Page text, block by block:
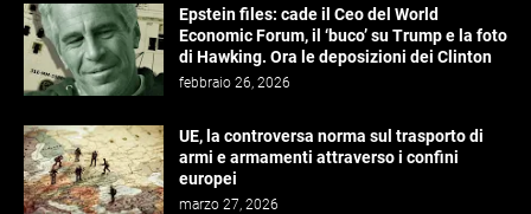
Epstein files: cade il Ceo del World
Economic Forum, il ‘buco’ su Trump e la foto
di Hawking. Ora le deposizioni dei Clinton
febbraio 26, 2026
UE, la controversa norma sul trasporto di
armi e armamenti attraverso i confini
europei
marzo 27, 2026